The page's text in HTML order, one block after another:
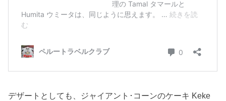
デザートとしても、ジャイアント･コーンのケーキ Keke